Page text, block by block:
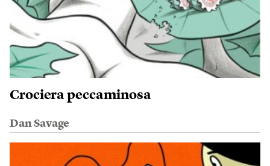
Crociera peccaminosa
Dan Savage